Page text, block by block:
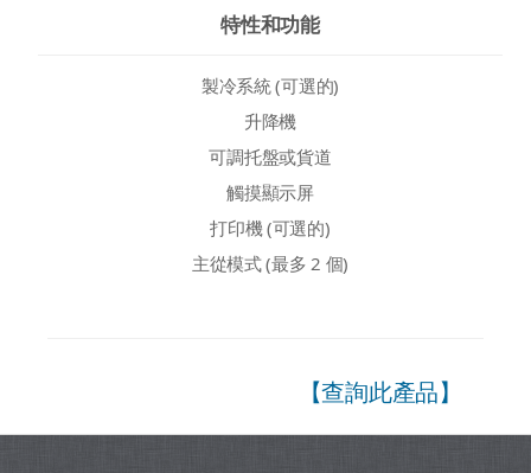
特性和功能
製冷系統 (可選的)
升降機
可調托盤或貨道
觸摸顯示屏
打印機 (可選的)
主從模式 (最多 2 個)
【查詢此產品】